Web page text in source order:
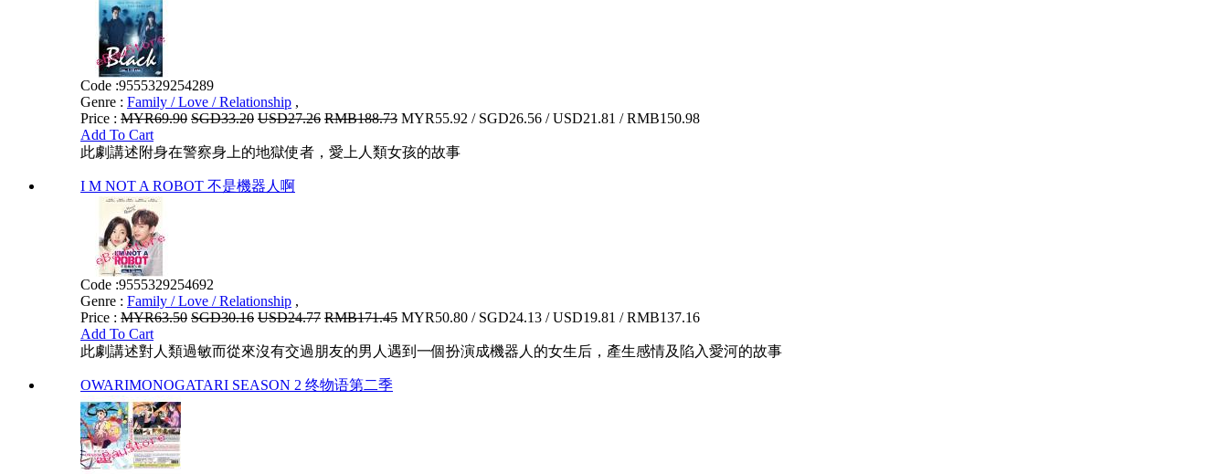
Code :9555329254289
Genre : Family / Love / Relationship ,
Price : MYR69.90 SGD33.20 USD27.26 RMB188.73 MYR55.92 / SGD26.56 / USD21.81 / RMB150.98
Add To Cart
此劇講述附身在警察身上的地獄使者，愛上人類女孩的故事
I M NOT A ROBOT 不是機器人啊
Code :9555329254692
Genre : Family / Love / Relationship ,
Price : MYR63.50 SGD30.16 USD24.77 RMB171.45 MYR50.80 / SGD24.13 / USD19.81 / RMB137.16
Add To Cart
此劇講述對人類過敏而從來沒有交過朋友的男人遇到一個扮演成機器人的女生后，產生感情及陷入愛河的故事
OWARIMONOGATARI SEASON 2 终物语第二季